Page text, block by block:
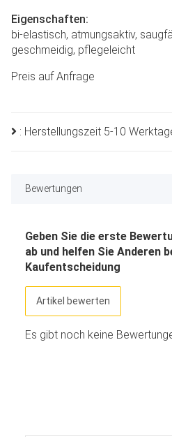
Eigenschaften:
bi-elastisch, atmungsaktiv,
geschmeidig, pflegeleicht
Preis auf Anfrage
: Herstellungszeit 5-10
Bewertungen
Geben Sie die erste
ab und helfen Sie Anderen
Kaufentscheidung
Artikel bewerten
Es gibt noch keine